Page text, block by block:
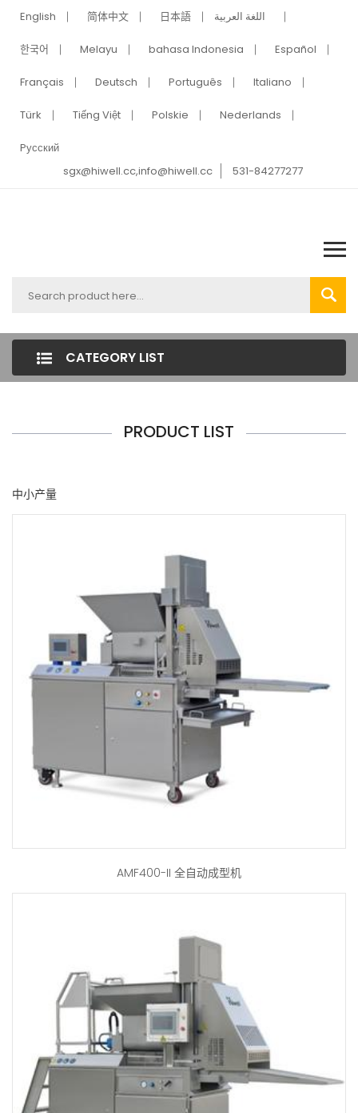
English 简体中文 日本語 اللغة العربية
한국어 Melayu bahasa Indonesia Español
Français Deutsch Português Italiano
Türk Tiếng Việt Polskie Nederlands
Pусский
sgx@hiwell.cc,info@hiwell.cc
531-84277277
CATEGORY LIST
PRODUCT LIST
中小产量
AMF400-II 全自动成型机